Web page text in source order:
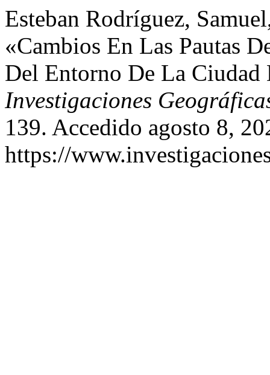
Esteban Rodríguez,
«Cambios En Las Pautas
Del Entorno De La Ciudad
Investigaciones
139. Accedido agosto 8,
https://